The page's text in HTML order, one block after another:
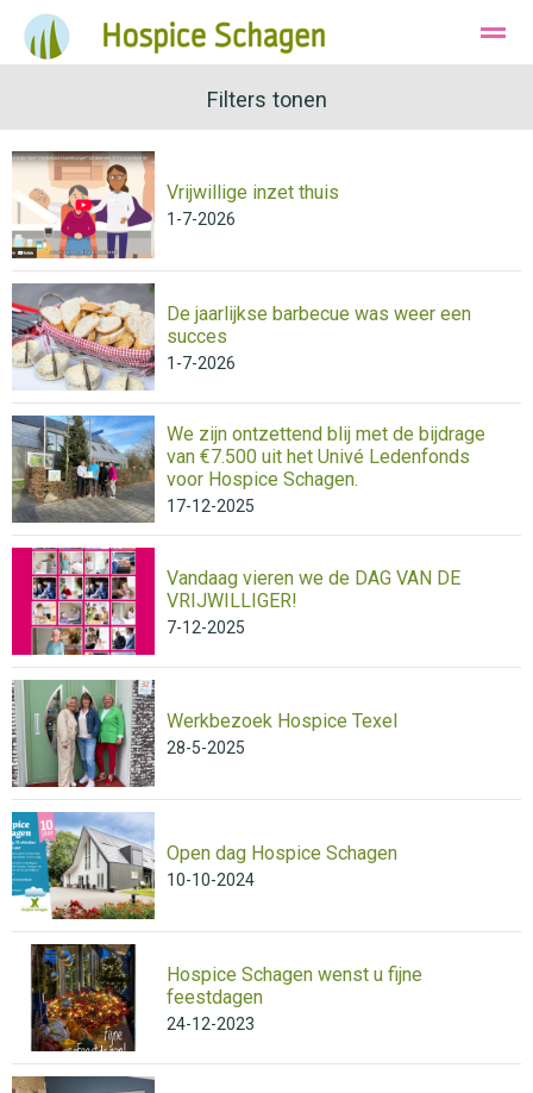
Huisvesting Wie zijn wij
Bellen Instagram E-mail
Filters tonen
Vrijwillige inzet thuis
1-7-2026
De jaarlijkse barbecue was weer een
succes
1-7-2026
We zijn ontzettend blij met de bijdrage
van €7.500 uit het Univé Ledenfonds
voor Hospice Schagen.
17-12-2025
Vandaag vieren we de DAG VAN DE
VRIJWILLIGER!
7-12-2025
Werkbezoek Hospice Texel
28-5-2025
Open dag Hospice Schagen
10-10-2024
Hospice Schagen wenst u fijne
feestdagen
24-12-2023